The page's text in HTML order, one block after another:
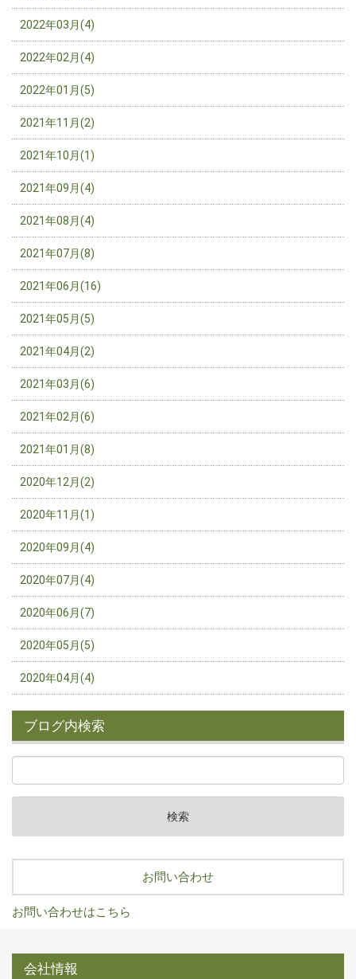
2022年03月(4)
2022年02月(4)
2022年01月(5)
2021年11月(2)
2021年10月(1)
2021年09月(4)
2021年08月(4)
2021年07月(8)
2021年06月(16)
2021年05月(5)
2021年04月(2)
2021年03月(6)
2021年02月(6)
2021年01月(8)
2020年12月(2)
2020年11月(1)
2020年09月(4)
2020年07月(4)
2020年06月(7)
2020年05月(5)
2020年04月(4)
ブログ内検索
お問い合わせ
お問い合わせはこちら
会社情報